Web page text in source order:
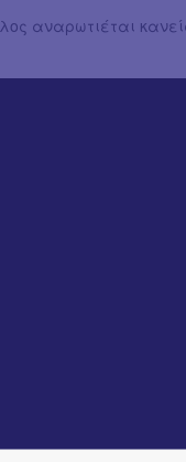
αναρωτιέται